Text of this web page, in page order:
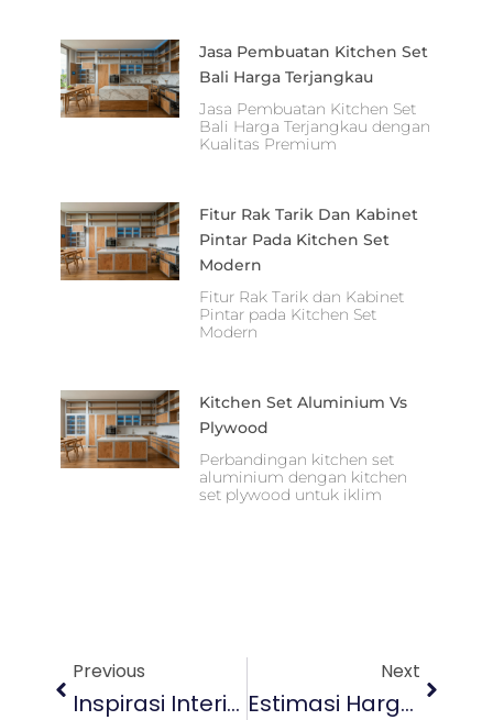
Jasa Pembuatan Kitchen Set
Bali Harga Terjangkau
Jasa Pembuatan Kitchen Set
Bali Harga Terjangkau dengan
Kualitas Premium
Fitur Rak Tarik Dan Kabinet
Pintar Pada Kitchen Set
Modern
Fitur Rak Tarik dan Kabinet
Pintar pada Kitchen Set
Modern
Kitchen Set Aluminium Vs
Plywood
Perbandingan kitchen set
aluminium dengan kitchen
set plywood untuk iklim
Previous
Inspirasi Interior Design Bali 2025 Untuk Hunian Modern Tropis
Next
Estimasi Harga Custom Furniture Bali Untuk Villa Tropis